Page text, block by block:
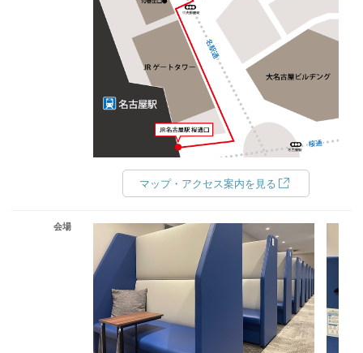
マップ・アクセス案内を見る
会場